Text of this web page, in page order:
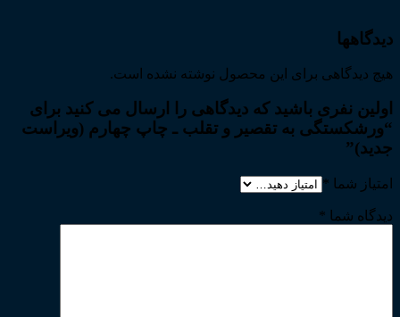
دیدگاهها
هیچ دیدگاهی برای این محصول نوشته نشده است.
اولین نفری باشید که دیدگاهی را ارسال می کنید برای
“ورشکستگی به تقصیر و تقلب ـ چاپ چهارم (ویراست
جدید)”
امتیاز شما *
دیدگاه شما *